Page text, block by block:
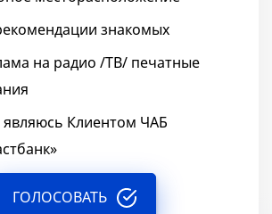
знакомых
на радио /ТВ/ печатные
являюсь Клиентом ЧАБ
ГОЛОСОВАТЬ